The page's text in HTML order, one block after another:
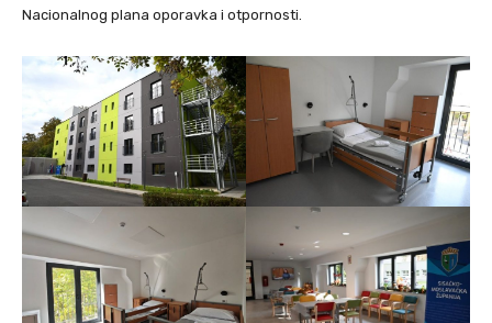
Nacionalnog plana oporavka i otpornosti.